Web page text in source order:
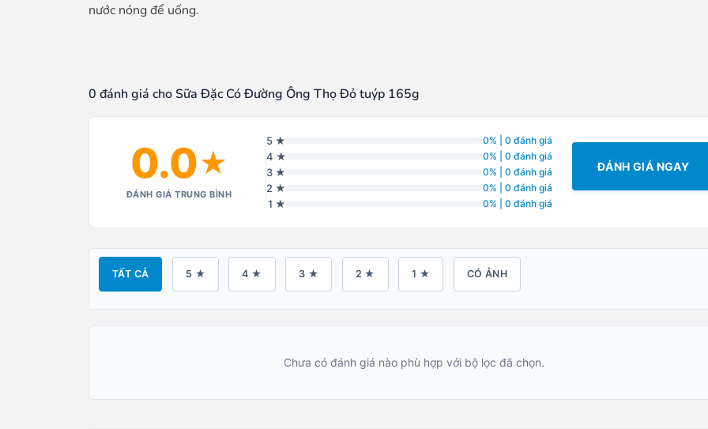
nước nóng để uống.
0 đánh giá cho Sữa Đặc Có Đường Ông Thọ Đỏ tuýp 165g
0.0★
ĐÁNH GIÁ TRUNG BÌNH
5 ★ 0% | 0 đánh giá
4 ★ 0% | 0 đánh giá
3 ★ 0% | 0 đánh giá
2 ★ 0% | 0 đánh giá
1 ★ 0% | 0 đánh giá
ĐÁNH GIÁ NGAY
TẤT CẢ 5 ★ 4 ★ 3 ★ 2 ★ 1 ★ CÓ ẢNH
Chưa có đánh giá nào phù hợp với bộ lọc đã chọn.